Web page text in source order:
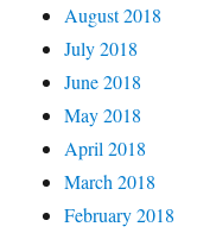
August 2018
July 2018
June 2018
May 2018
April 2018
March 2018
February 2018